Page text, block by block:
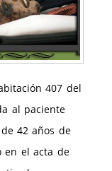
407 del
al paciente
42 años de
en el acta de